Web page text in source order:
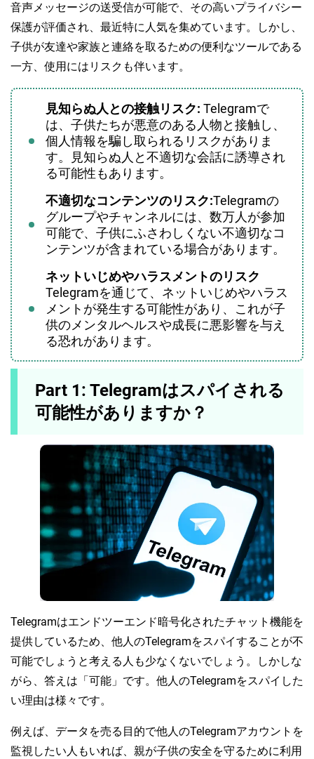
音声メッセージの送受信が可能で、その高いプライバシー
保護が評価され、最近特に人気を集めています。しかし、
子供が友達や家族と連絡を取るための便利なツールである
一方、使用にはリスクも伴います。
見知らぬ人との接触リスク: Telegramで
は、子供たちが悪意のある人物と接触し、
個人情報を騙し取られるリスクがありま
す。見知らぬ人と不適切な会話に誘導され
る可能性もあります。
不適切なコンテンツのリスク:Telegramの
グループやチャンネルには、数万人が参加
可能で、子供にふさわしくない不適切なコ
ンテンツが含まれている場合があります。
ネットいじめやハラスメントのリスク
Telegramを通じて、ネットいじめやハラス
メントが発生する可能性があり、これが子
供のメンタルヘルスや成長に悪影響を与え
る恐れがあります。
Part 1: Telegramはスパイされる
可能性がありますか？
Telegramはエンドツーエンド暗号化されたチャット機能を
提供しているため、他人のTelegramをスパイすることが不
可能でしょうと考える人も少なくないでしょう。しかしな
がら、答えは「可能」です。他人のTelegramをスパイした
い理由は様々です。
例えば、データを売る目的で他人のTelegramアカウントを
監視したい人もいれば、親が子供の安全を守るために利用